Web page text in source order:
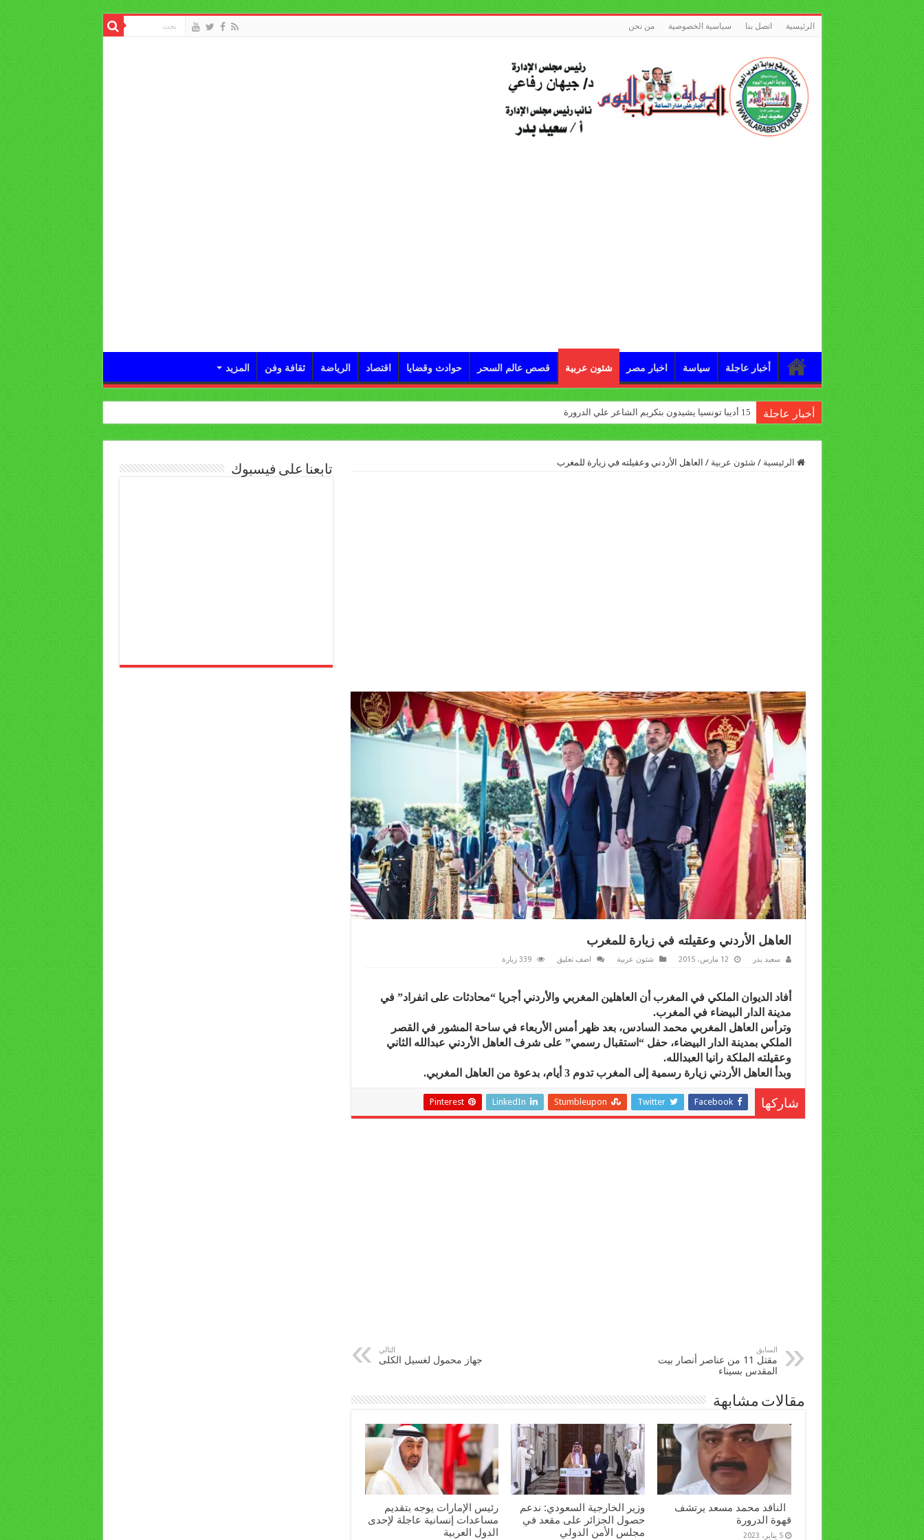
الرئيسية اتصل بنا سياسية الخصوصية من نحن
أخبار عاجلة سياسة اخبار مصر شئون عربية قصص عالم السحر حوادث وقضايا اقتصاد الرياضة ثقافة وفن المزيد
أخبار عاجلة 15 أديبا تونسيا يشيدون بتكريم الشاعر علي الدرورة
الرئيسية / شئون عربية / العاهل الأردني وعقيلته في زيارة للمغرب
العاهل الأردني وعقيلته في زيارة للمغرب
سعيد بدر 12 مارس، 2015 شئون عربية اضف تعليق 339 زيارة
أفاد الديوان الملكي في المغرب أن العاهلين المغربي والأردني أجريا “محادثات على انفراد” في
مدينة الدار البيضاء في المغرب.
وترأس العاهل المغربي محمد السادس، بعد ظهر أمس الأربعاء في ساحة المشور في القصر
الملكي بمدينة الدار البيضاء، حفل “استقبال رسمي” على شرف العاهل الأردني عبدالله الثاني
وعقيلته الملكة رانيا العبدالله.
وبدأ العاهل الأردني زيارة رسمية إلى المغرب تدوم 3 أيام، بدعوة من العاهل المغربي.
شاركها Facebook
Twitter
Stumbleupon
LinkedIn
Pinterest
السابق
مقتل 11 من عناصر أنصار بيت
المقدس بسيناء
التالي
جهاز محمول لغسيل الكلى
مقالات مشابهة
الناقد محمد مسعد يرتشف
قهوة الدرورة
5 يناير، 2023
وزير الخارجية السعودي: ندعم
حصول الجزائر على مقعد في
مجلس الأمن الدولي
رئيس الإمارات يوجه بتقديم
مساعدات إنسانية عاجلة لإحدى
الدول العربية
تابعنا على فيسبوك